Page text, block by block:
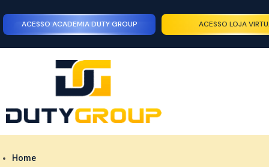
ACESSO ACADEMIA DUTY GROUP ACESSO LOJA
Home